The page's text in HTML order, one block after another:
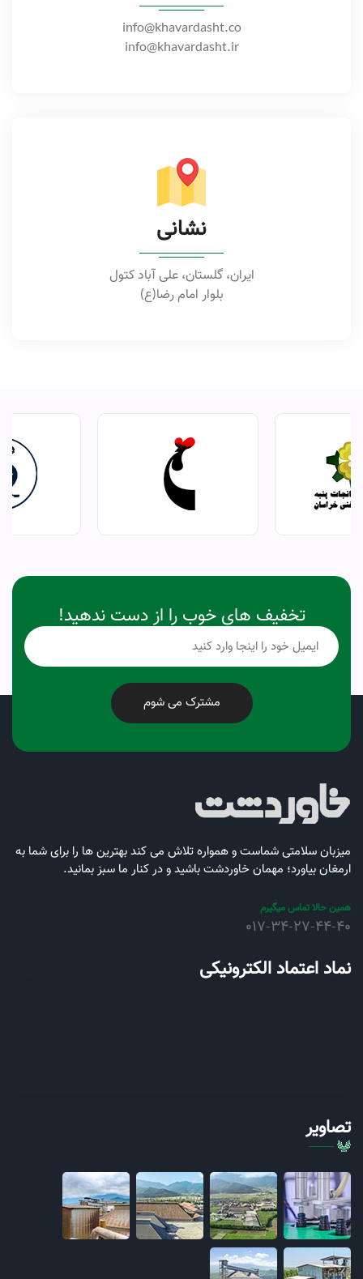
info@khavardasht.co
info@khavardasht.ir
نشانی
ایران، گلستان، علی آباد کتول
بلوار امام رضا(ع)
تخفیف های خوب را از دست ندهید!
مشترک می شوم
میزبان سلامتی شماست و همواره تلاش می کند بهترین ها را برای شما به
ارمغان بیاورد؛ مهمان خاوردشت باشید و در کنار ما سبز بمانید.
همین حالا تماس میگیرم
017-34-27-44-40
نماد اعتماد الکترونیکی
تصاویر